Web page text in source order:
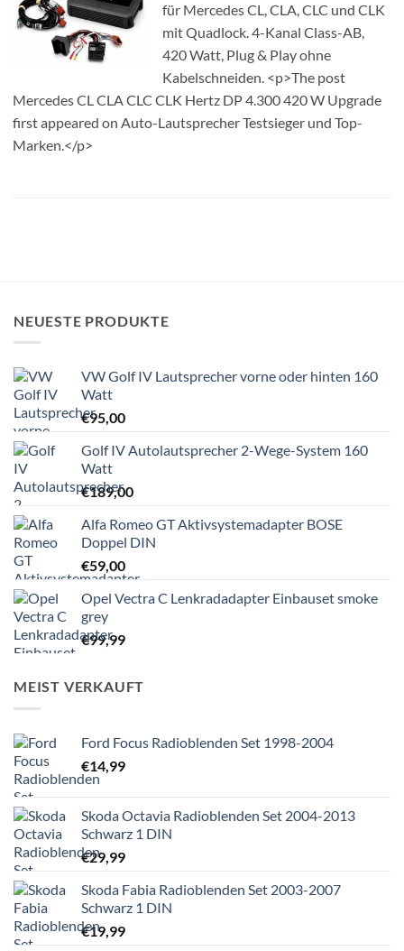
für Mercedes CL, CLA, CLC und CLK
mit Quadlock. 4-Kanal Class-AB,
420 Watt, Plug & Play ohne
Kabelschneiden. <p>The post
Mercedes CL CLA CLC CLK Hertz DP 4.300 420 W Upgrade
first appeared on Auto-Lautsprecher Testsieger und Top-
Marken.</p>
NEUESTE PRODUKTE
VW Golf IV Lautsprecher vorne oder hinten 160
Watt
€95,00
Golf IV Autolautsprecher 2-Wege-System 160
Watt
€189,00
Alfa Romeo GT Aktivsystemadapter BOSE
Doppel DIN
€59,00
Opel Vectra C Lenkradadapter Einbauset smoke
grey
€99,99
MEIST VERKAUFT
Ford Focus Radioblenden Set 1998-2004
€14,99
Skoda Octavia Radioblenden Set 2004-2013
Schwarz 1 DIN
€29,99
Skoda Fabia Radioblenden Set 2003-2007
Schwarz 1 DIN
€19,99